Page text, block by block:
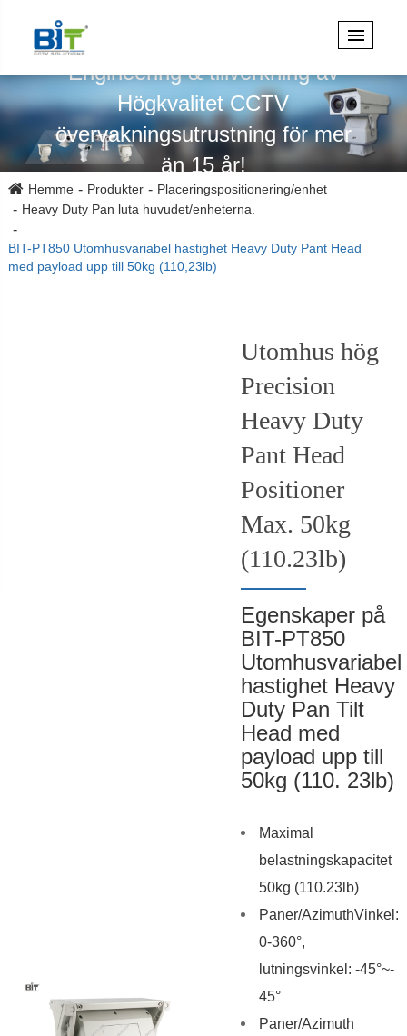
Engineering & tillverkning av
Högkvalitet CCTV
övervakningsutrustning för mer
än 15 år!
Hemme Produkter
Placeringspositionering/enhet
Heavy Duty Pan luta huvudet/enheterna.
BIT-PT850 Utomhusvariabel hastighet Heavy Duty Pant Head
med payload upp till 50kg (110,23lb)
Utomhus hög
Precision
Heavy Duty
Pant Head
Positioner
Max. 50kg
(110.23lb)
Egenskaper på
BIT-PT850
Utomhusvariabel
hastighet Heavy
Duty Pan Tilt
Head med
payload upp till
50kg (110. 23lb)
Maximal
belastningskapacitet
50kg (110.23lb)
Paner/AzimuthVinkel:
0-360°,
lutningsvinkel: -45°~-
45°
Paner/Azimuth